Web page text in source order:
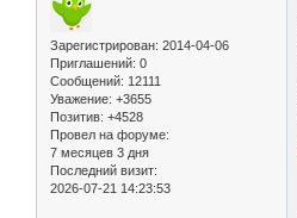
Зарегистрирован: 2014-04-06
Приглашений: 0
Сообщений: 12111
Уважение: +3655
Позитив: +4528
Провел на форуме:
7 месяцев 3 дня
Последний визит:
2026-07-21 14:23:53